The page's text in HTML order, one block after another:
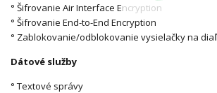
° Šifrovanie Air Interface Encryption
° Šifrovanie End-to-End Encryption
° Zablokovanie/odblokovanie vysielačky na
Dátové služby
° Textové správy